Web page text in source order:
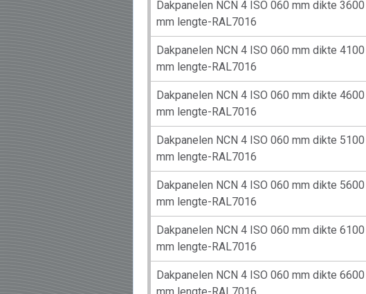
Dakpanelen NCN 4 ISO 060 mm dikte 3600
mm lengte-RAL7016
Dakpanelen NCN 4 ISO 060 mm dikte 4100
mm lengte-RAL7016
Dakpanelen NCN 4 ISO 060 mm dikte 4600
mm lengte-RAL7016
Dakpanelen NCN 4 ISO 060 mm dikte 5100
mm lengte-RAL7016
Dakpanelen NCN 4 ISO 060 mm dikte 5600
mm lengte-RAL7016
Dakpanelen NCN 4 ISO 060 mm dikte 6100
mm lengte-RAL7016
Dakpanelen NCN 4 ISO 060 mm dikte 6600